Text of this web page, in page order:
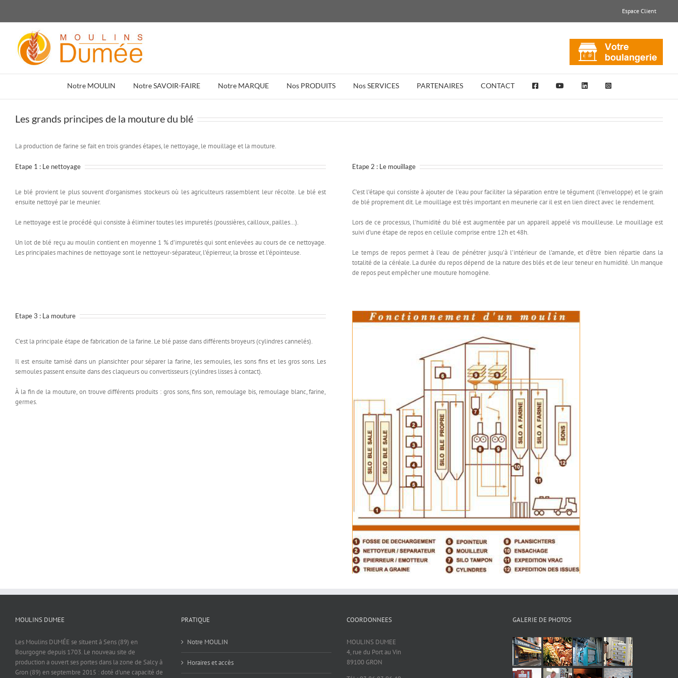
contenu
Espace Client
Notre MOULIN Notre SAVOIR-FAIRE Notre MARQUE Nos PRODUITS Nos SERVICES PARTENAIRES CONTACT
Les grands principes de la mouture du blé
La production de farine se fait en trois grandes étapes, le nettoyage, le mouillage et la mouture.
Etape 1 : Le nettoyage
Le blé provient le plus souvent d’organismes stockeurs où les agriculteurs rassemblent leur récolte. Le blé est
ensuite nettoyé par le meunier.
Le nettoyage est le procédé qui consiste à éliminer toutes les impuretés (poussières, cailloux, pailles…).
Un lot de blé reçu au moulin contient en moyenne 1 % d’impuretés qui sont enlevées au cours de ce nettoyage.
Les principales machines de nettoyage sont le nettoyeur-séparateur, l’épierreur, la brosse et l’épointeuse.
Etape 2 : Le mouillage
C’est l’étape qui consiste à ajouter de l’eau pour faciliter la séparation entre letégument (l’enveloppe) et le grain
de blé proprement dit. Le mouillage est très important en meunerie car il est en lien direct avec le rendement.
Lors de ce processus, l’humidité du blé est augmentée par un appareil appelé vis mouilleuse. Le mouillage est
suivi d’une étape de repos en cellule comprise entre 12h et 48h.
Le temps de repos permet à l’eau de pénétrer jusqu’à l’intérieur de l’amande, et d’être bien répartie dans la
totalité de la céréale. La durée du repos dépend de la nature des blés et de leur teneur en humidité. Un manque
de repos peut empêcher une mouture homogène.
Etape 3 : La mouture
C’est la principale étape de fabrication de la farine. Le blé passe dans différents broyeurs (cylindres cannelés).
Il est ensuite tamisé dans un plansichter pour séparer la farine, les semoules, les sons fins et les gros sons. Les
semoules passent ensuite dans des claqueurs ou convertisseurs (cylindres lisses à contact).
À la fin de la mouture, on trouve différents produits : gros sons, fins son, remoulage bis, remoulage blanc, farine,
germes.
MOULINS DUMEE
Les Moulins DUMÉE se situent à Sens (89) en
Bourgogne depuis 1703. Le nouveau site de
production a ouvert ses portes dans la zone de Salcy à
Gron (89) en septembre 2015 : doté d'une capacité de
PRATIQUE
Notre MOULIN
Horaires et accès
COORDONNEES
MOULINS DUMEE
4, rue du Port au Vin
89100 GRON
GALERIE DE PHOTOS